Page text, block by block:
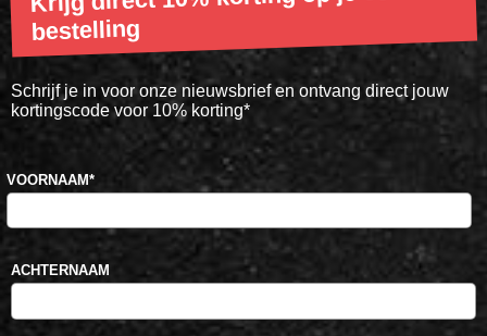
bestelling
Schrijf je in voor onze nieuwsbrief en ontvang direct jouw
kortingscode voor 10% korting*
VOORNAAM*
ACHTERNAAM